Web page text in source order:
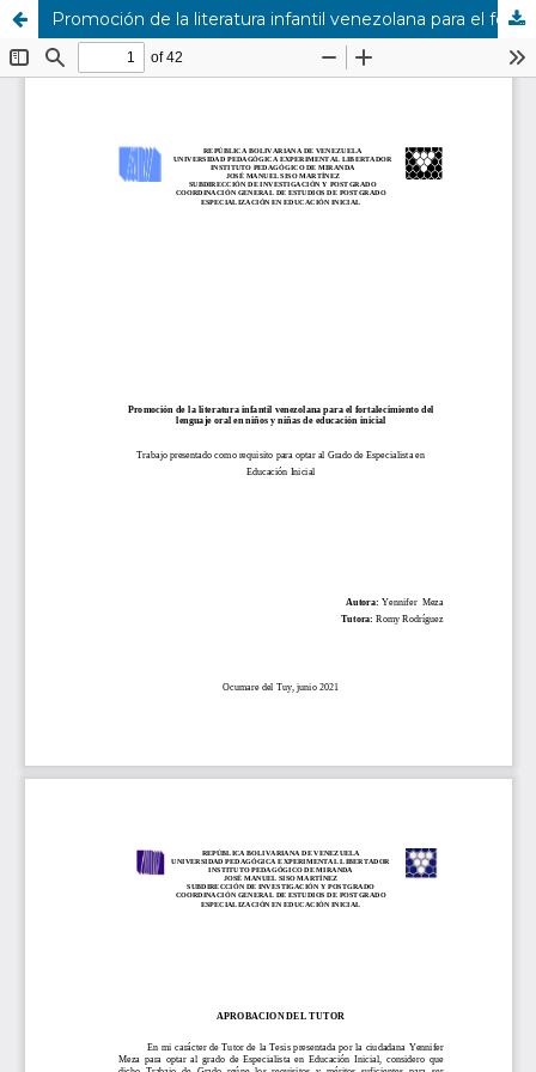
Promoción de la literatura infantil venezolana para el fortalecimiento del lenguaje oral en niños y niñas de educación inicial